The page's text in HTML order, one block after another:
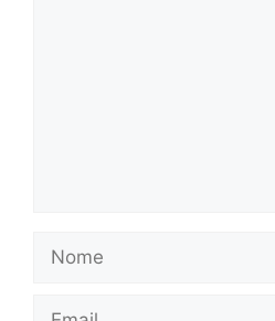
Nome
Email